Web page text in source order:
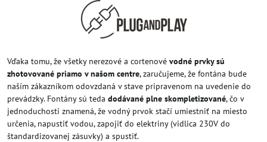
Vďaka tomu, že všetky nerezové a cortenové vodné prvky sú
zhotovované priamo v našom centre, zaručujeme, že fontána bude
naším zákazníkom odovzdaná v stave pripravenom na uvedenie do
prevádzky. Fontány sú teda dodávané plne skompletizované, čo v
jednoduchosti znamená, že vodný prvok stačí umiestniť na miesto
určenia, napustiť vodou, zapojiť do elektriny (vidlica 230V do
štandardizovanej zásuvky) a spustiť.